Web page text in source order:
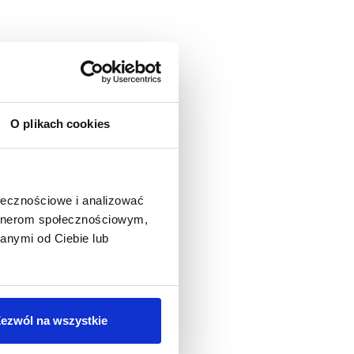
O plikach cookies
i analizować
społecznościowym,
od Ciebie lub
na wszystkie